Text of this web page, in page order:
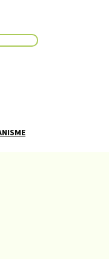
dos talls
Maria, a